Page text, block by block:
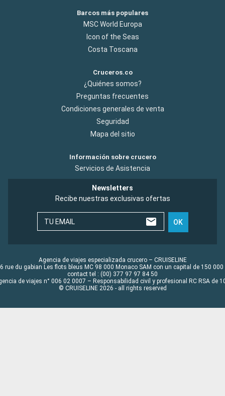
condiciones de navegación. El Pasaje de Drake es también un
lugar de excepcionales avistamientos de fauna, incluidos
albatros y ballenas. Cruzar el Pasaje de Drake es una
experiencia memorable y un impresionante preámbulo para
descubrir la extraordinaria belleza natural de la Antártida.
Barcos más populares
MSC World Europa
Icon of the Seas
Costa Toscana
Cruceros.co
¿Quiénes somos?
Preguntas frecuentes
Condiciones generales de venta
Seguridad
Mapa del sitio
Información sobre crucero
Servicios de Asistencia
Newsletters
Recibe nuestras exclusivas ofertas
TU EMAIL OK
Agencia de viajes especializada crucero – CRUISELINE
rue du gabian Les flots bleus MC 98 000 Monaco SAM con un capital de 150 000
contact tel : (00) 377 97 97 84 50
de viajes n° 006 02 0007 – Responsabilidad civil y profesional RC RSA de
© CRUISELINE 2026 - all rights reserved